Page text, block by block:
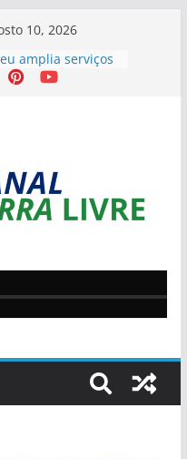
10, 2026
amplia serviços
cirurgias
países
FERIDOS APÓS
E CAIR EM
BR-343
PM apura conduta
denúncia de
em